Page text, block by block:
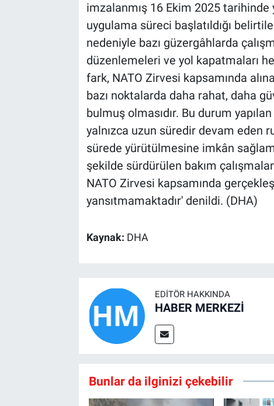
imzalanmış 16 Ekim 2025
uygulama süreci başlatıldığı
nedeniyle bazı güzergâhlarda
düzenlemeleri ve yol kapatmaları
fark, NATO Zirvesi kapsamında
bazı noktalarda daha rahat, daha
bulmuş olmasıdır. Bu durum
yalnızca uzun süredir devam eden
sürede yürütülmesine imkân
şekilde sürdürülen bakım
NATO Zirvesi kapsamında
yansıtmamaktadır' denildi. (DHA)
Kaynak: DHA
EDITÖR HAKKINDA
HABER MERKEZİ
Bunlar da ilginizi çekebilir